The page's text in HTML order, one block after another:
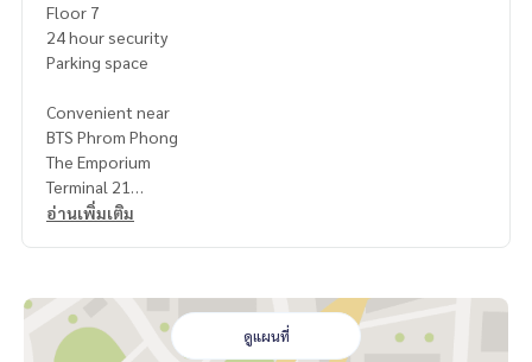
Floor 7
24 hour security
Parking space
Convenient near
BTS Phrom Phong
The Emporium
Terminal 21
Samitivej Hospital
1 year contract
Rental 75,000 THB./Month
อ่านเพิ่มเติม
ดูแผนที่